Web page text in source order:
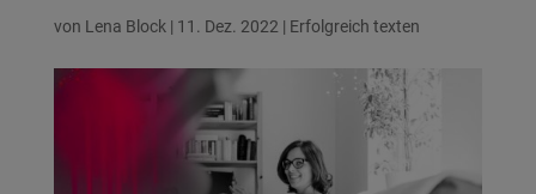
von Lena Block| 11. Dez. 2022 | Erfolgreich texten